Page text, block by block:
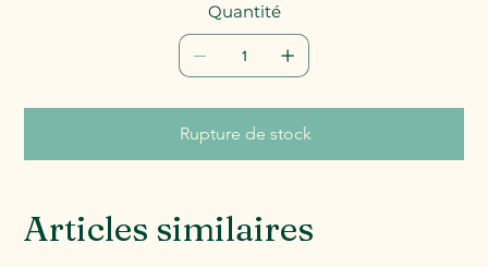
Articles similaires
Quantité
Rupture de stock